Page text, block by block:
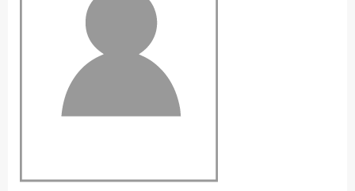
Fakultät Management,
Kultur und Technik
Fakultät Wirtschafts- und
Sozialwissenschaften
Finanzen